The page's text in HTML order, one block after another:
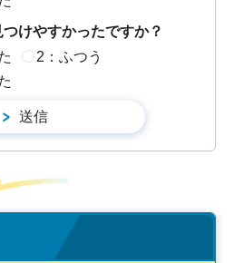
けやすかったですか？
2：ふつう